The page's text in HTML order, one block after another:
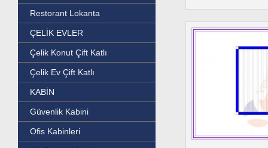
Restorant Lokanta
ÇELİK EVLER
Çelik Konut Çift Katlı
Çelik Ev Çift Katlı
KABİN
Güvenlik Kabini
Ofis Kabinleri